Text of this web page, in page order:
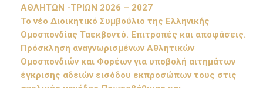
ΑΘΛΗΤΩΝ -ΤΡΙΩΝ 2026 – 2027
Το νέο Διοικητικό Συμβούλιο της Ελληνικής
Ομοσπονδίας Ταεκβοντό. Επιτροπές και αποφάσεις.
Πρόσκληση αναγνωρισμένων Αθλητικών
Ομοσπονδιών και Φορέων για υποβολή αιτημάτων
έγκρισης αδειών εισόδου εκπροσώπων τους στις